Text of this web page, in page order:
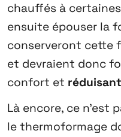
chauffés à
ensuite épouser la
conserveront cette
et devraient donc
confort et
Là encore, ce n’est
le thermoformage